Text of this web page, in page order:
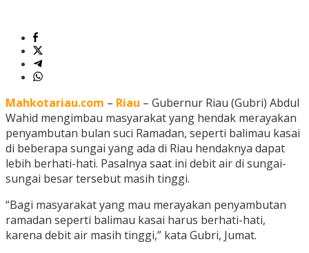
Mahkotariau.com – Riau – Gubernur Riau (Gubri) Abdul
Wahid mengimbau masyarakat yang hendak merayakan
penyambutan bulan suci Ramadan, seperti balimau kasai
di beberapa sungai yang ada di Riau hendaknya dapat
lebih berhati-hati. Pasalnya saat ini debit air di sungai-
sungai besar tersebut masih tinggi.
“Bagi masyarakat yang mau merayakan penyambutan
ramadan seperti balimau kasai harus berhati-hati,
karena debit air masih tinggi,” kata Gubri, Jumat.